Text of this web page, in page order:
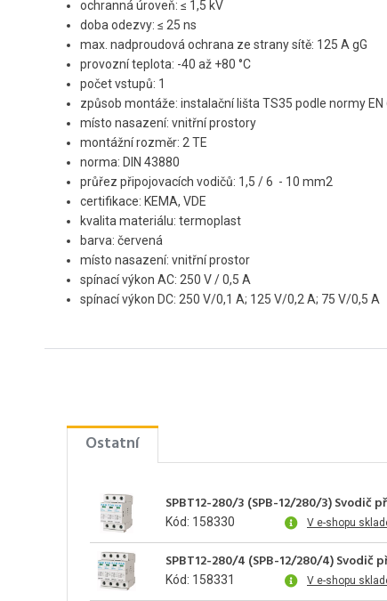
ochranná úroveň: ≤ 1,5 kV
doba odezvy: ≤ 25 ns
max. nadproudová ochrana ze strany sítě: 125 A gG
provozní teplota: -40 až +80 °C
počet vstupů: 1
způsob montáže: instalační lišta TS35 podle normy EN
místo nasazení: vnitřní prostory
montážní rozměr: 2 TE
norma: DIN 43880
průřez připojovacích vodičů: 1,5 / 6 - 10 mm2
certifikace: KEMA, VDE
kvalita materiálu: termoplast
barva: červená
místo nasazení: vnitřní prostor
spínací výkon AC: 250 V / 0,5 A
spínací výkon DC: 250 V/0,1 A; 125 V/0,2 A; 75 V/0,5 A
Ostatní
SPBT12-280/3 (SPB-12/280/3)
Kód: 158330 V e-shopu
SPBT12-280/4 (SPB-12/280/4)
Kód: 158331 V e-shopu